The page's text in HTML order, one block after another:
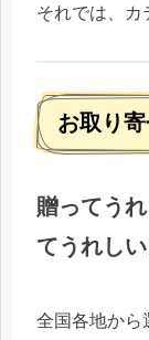
それでは、カ
お取り
贈ってう
てうれしい
全国各地から